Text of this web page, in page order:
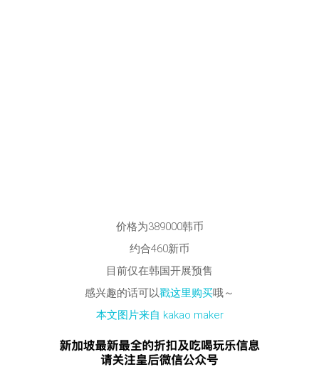
价格为389000韩币
约合460新币
目前仅在韩国开展预售
感兴趣的话可以戳这里购买哦～
本文图片来自 kakao maker